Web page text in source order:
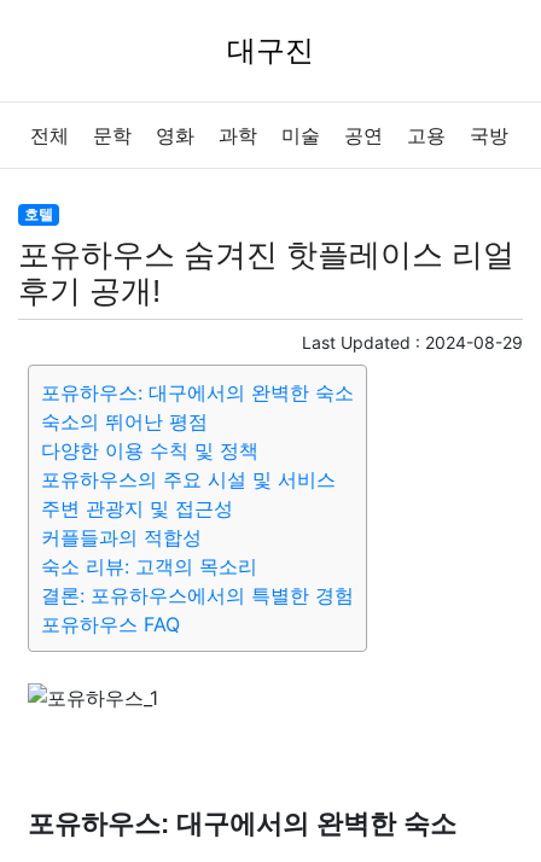
대구진
전체 문학 영화 과학 미술 공연 고용 국방
법률
보건 질병 가요 방송 일상 주식 암호화폐
반려동물 패션 미용
증권 인테리어 요리 상품리뷰
게임 스포츠 사진 대출 자동차
맛집 IT 컴퓨터
의료 의학 경제 마케팅 부동산
호텔
포유하우스 숨겨진 핫플레이스 리얼
후기 공개!
Last Updated : 2024-08-29
포유하우스: 대구에서의 완벽한 숙소
숙소의 뛰어난 평점
다양한 이용 수칙 및 정책
포유하우스의 주요 시설 및 서비스
주변 관광지 및 접근성
커플들과의 적합성
숙소 리뷰: 고객의 목소리
결론: 포유하우스에서의 특별한 경험
포유하우스 FAQ
포유하우스: 대구에서의 완벽한 숙소